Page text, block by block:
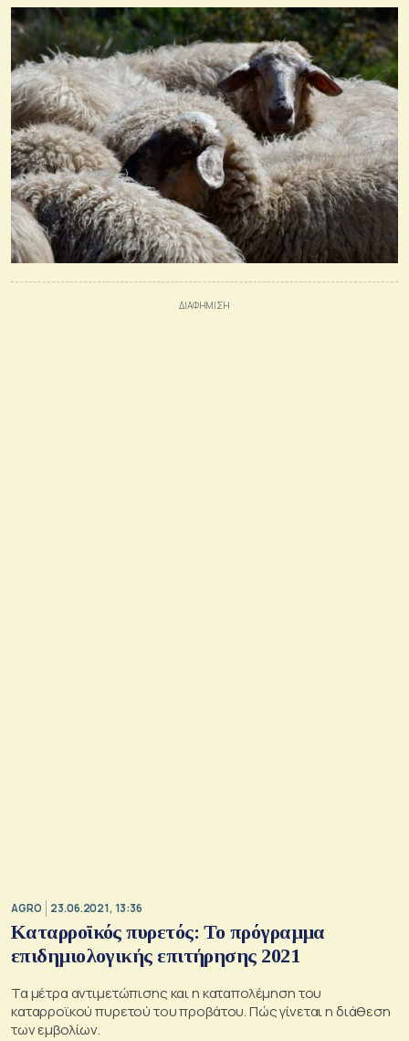
AGRO 23.06.2021, 13:36
Καταρροϊκός πυρετός: Το πρόγραμμα
επιδημιολογικής επιτήρησης 2021
Τα μέτρα αντιμετώπισης και η καταπολέμηση του
καταρροϊκού πυρετού του προβάτου. Πώς γίνεται η διάθεση
των εμβολίων.